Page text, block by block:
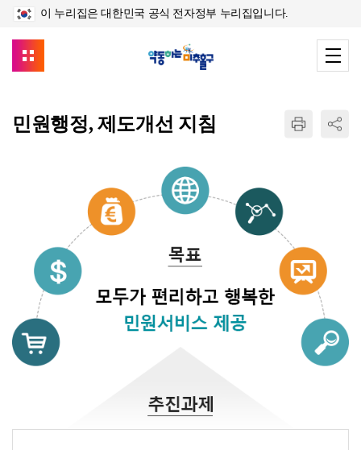
이 누리집은 대한민국 공식 전자정부 누리집입니다.
민원행정, 제도개선 지침